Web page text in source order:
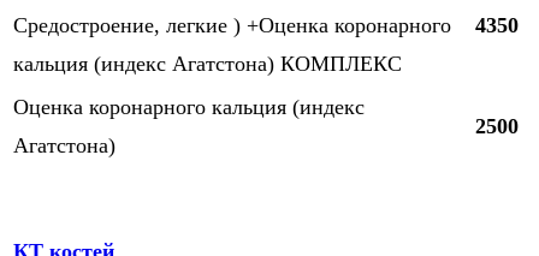
Средостроение, легкие ) +Оценка коронарного
кальция (индекс Агатстона) КОМПЛЕКС
4350
Оценка коронарного кальция (индекс
Агатстона)
2500
КТ костей